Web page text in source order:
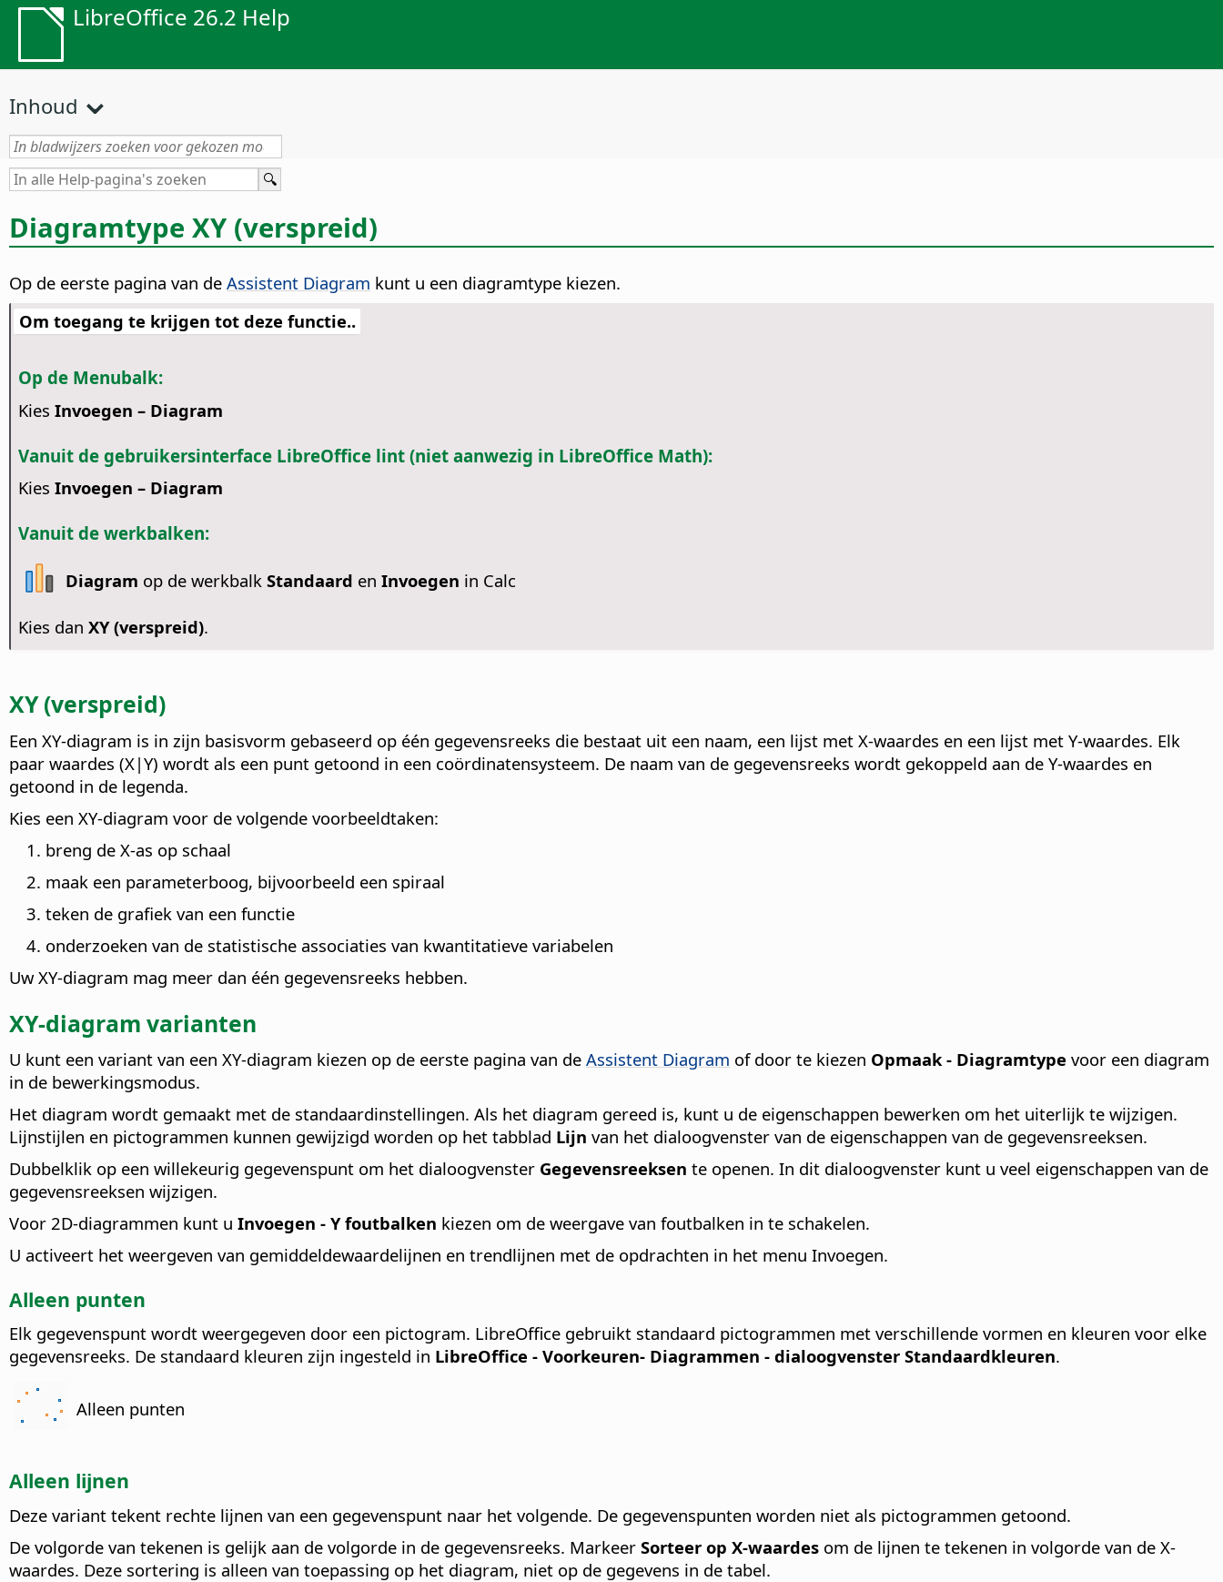
LibreOffice 26.2 Help
Inhoud
Diagramtype XY (verspreid)
Op de eerste pagina van de Assistent Diagram kunt u een diagramtype kiezen.
Om toegang te krijgen tot deze functie..
Op de Menubalk:
Kies Invoegen – Diagram
Vanuit de gebruikersinterface LibreOffice lint (niet aanwezig in LibreOffice Math):
Kies Invoegen – Diagram
Vanuit de werkbalken:
Diagram op de werkbalkStandaard enInvoegen in Calc
Kies dan XY (verspreid).
XY (verspreid)
Een XY-diagram is in zijn basisvorm gebaseerd op één gegevensreeks die bestaat uit een naam, een lijst met X-waardes en een lijst met Y-waardes. Elk
paar waardes (X|Y) wordt als een punt getoond in een coördinatensysteem. De naam van de gegevensreeks wordt gekoppeld aan de Y-waardes en
getoond in de legenda.
Kies een XY-diagram voor de volgende voorbeeldtaken:
breng de X-as op schaal
maak een parameterboog, bijvoorbeeld een spiraal
teken de grafiek van een functie
onderzoeken van de statistische associaties van kwantitatieve variabelen
Uw XY-diagram mag meer dan één gegevensreeks hebben.
XY-diagram varianten
U kunt een variant van een XY-diagram kiezen op de eerste pagina van de Assistent Diagram of door te kiezen Opmaak - Diagramtype voor een diagram
in de bewerkingsmodus.
Het diagram wordt gemaakt met de standaardinstellingen. Als het diagram gereed is, kunt u de eigenschappen bewerken om het uiterlijk te wijzigen.
Lijnstijlen en pictogrammen kunnen gewijzigd worden op het tabblad Lijn van het dialoogvenster van de eigenschappen van de gegevensreeksen.
Dubbelklik op een willekeurig gegevenspunt om het dialoogvenster Gegevensreeksen te openen. In dit dialoogvenster kunt u veel eigenschappen van de
gegevensreeksen wijzigen.
Voor 2D-diagrammen kunt u Invoegen - Y foutbalken kiezen om de weergave van foutbalken in te schakelen.
U activeert het weergeven van gemiddeldewaardelijnen en trendlijnen met de opdrachten in het menu Invoegen.
Alleen punten
Elk gegevenspunt wordt weergegeven door een pictogram. LibreOffice gebruikt standaard pictogrammen met verschillende vormen en kleuren voor elke
gegevensreeks. De standaard kleuren zijn ingesteld in LibreOffice - Voorkeuren- Diagrammen - dialoogvenster Standaardkleuren.
Alleen punten
Alleen lijnen
Deze variant tekent rechte lijnen van een gegevenspunt naar het volgende. De gegevenspunten worden niet als pictogrammen getoond.
De volgorde van tekenen is gelijk aan de volgorde in de gegevensreeks. Markeer Sorteer op X-waardes om de lijnen te tekenen in volgorde van de X-
waardes. Deze sortering is alleen van toepassing op het diagram, niet op de gegevens in de tabel.